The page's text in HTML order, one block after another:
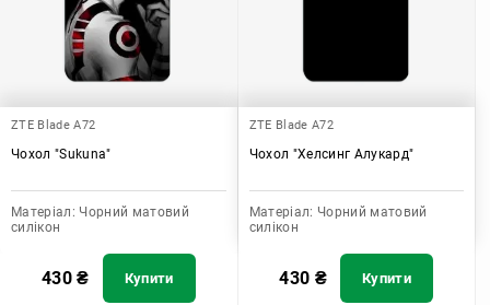
ZTE Blade A72
Чохол "Sukuna"
Матеріал: Чорний матовий
силікон
430₴ Купити
ZTE Blade A72
Чохол "Хелсинг Алукард"
Матеріал: Чорний матовий
силікон
430 ₴ Купити